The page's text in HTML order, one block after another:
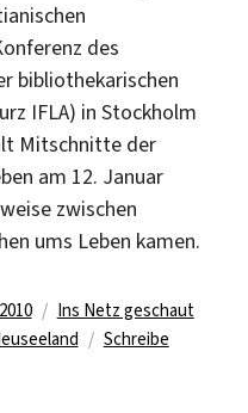
des
bibliothekarischen
IFLA) in Stockholm
Mitschnitte der
am 12. Januar
zwischen
ums Leben kamen.
Kategorien
Ins Netz geschaut
Schreibe